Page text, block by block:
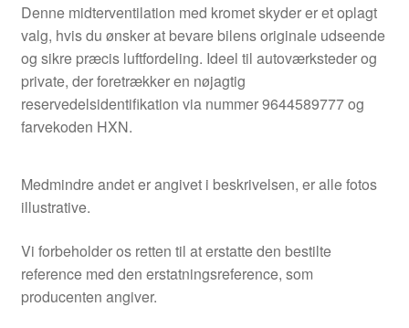
Denne midterventilation med kromet skyder er et oplagt
valg, hvis du ønsker at bevare bilens originale udseende
og sikre præcis luftfordeling. Ideel til autoværksteder og
private, der foretrækker en nøjagtig
reservedelsidentifikation via nummer 9644589777 og
farvekoden HXN.
Medmindre andet er angivet i beskrivelsen, er alle fotos
illustrative.
Vi forbeholder os retten til at erstatte den bestilte
reference med den erstatningsreference, som
producenten angiver.